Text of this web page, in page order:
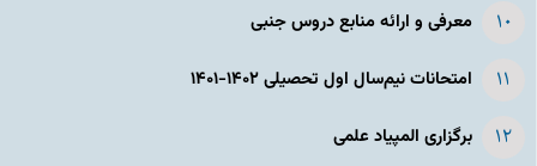
معرفی و ارائه منابع دروس جنبی
امتحانات نیم‌سال اول تحصیلی ۱۴۰۲-۱۴۰۱
برگزاری المپیاد علمی